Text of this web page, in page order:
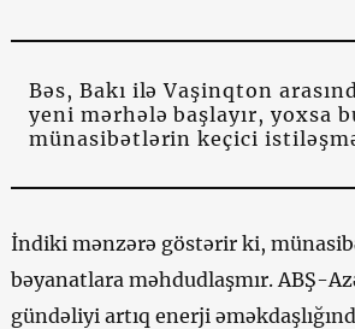
Bəs, Bakı ilə Vaşinqton
yeni mərhələ başlayır, yoxsa
münasibətlərin keçici
İndiki mənzərə göstərir ki,
bəyanatlara məhdudlaşmır. ABŞ-
gündəliyi artıq enerji